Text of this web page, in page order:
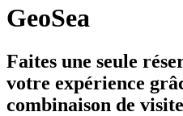
GeoSea
Faites une seule
votre expérience
combinaison de